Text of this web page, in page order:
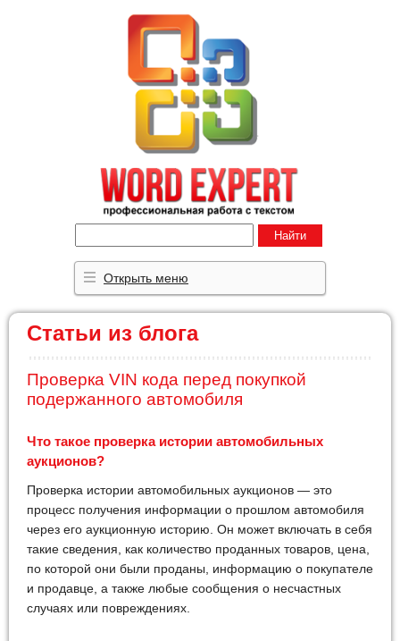
Статьи из блога
Проверка VIN кода перед покупкой
подержанного автомобиля
Что такое проверка истории автомобильных
аукционов?
Проверка истории автомобильных аукционов — это
процесс получения информации о прошлом автомобиля
через его аукционную историю. Он может включать в себя
такие сведения, как количество проданных товаров, цена,
по которой они были проданы, информацию о покупателе
и продавце, а также любые сообщения о несчастных
случаях или повреждениях.
Найти
Открыть меню